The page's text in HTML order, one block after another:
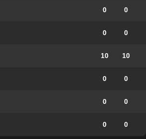
0 0
0 0
10 10
0 0
0 0
0 0